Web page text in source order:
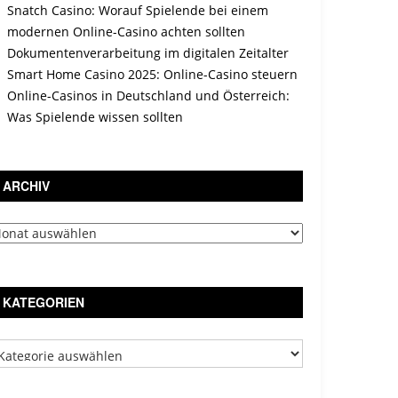
Snatch Casino: Worauf Spielende bei einem
modernen Online-Casino achten sollten
Dokumentenverarbeitung im digitalen Zeitalter
Smart Home Casino 2025: Online-Casino steuern
Online-Casinos in Deutschland und Österreich:
Was Spielende wissen sollten
ARCHIV
KATEGORIEN